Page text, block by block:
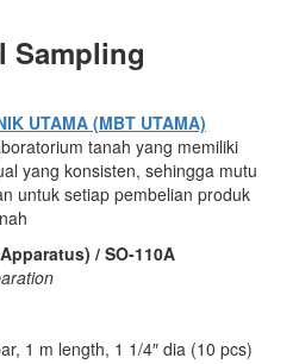
Sampling
UTAMA (MBT UTAMA)
tanah yang memiliki
yang konsisten, sehingga mutu
untuk setiap pembelian produk
/ SO-110A
1 m length, 1 1/4″ dia (10 pcs)